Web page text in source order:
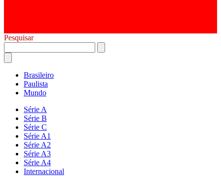
Pesquisar
Brasileiro
Paulista
Mundo
Série A
Série B
Série C
Série A1
Série A2
Série A3
Série A4
Internacional